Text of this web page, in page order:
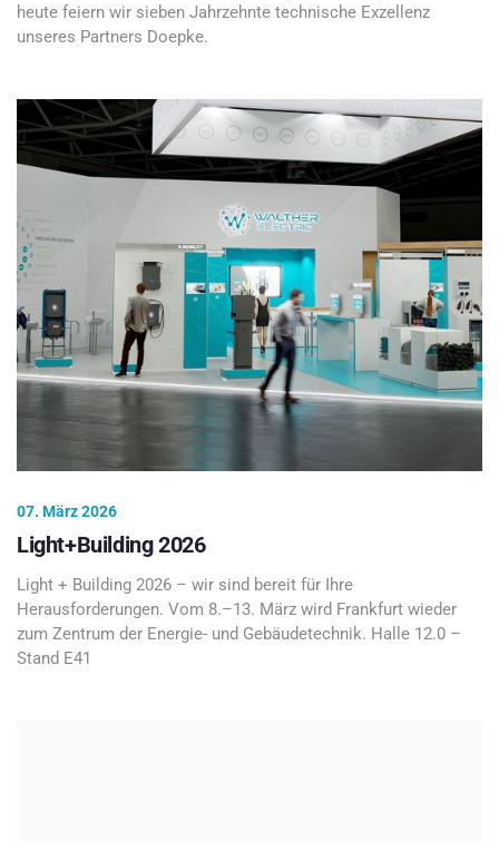
heute feiern wir sieben Jahrzehnte technische Exzellenz
unseres Partners Doepke.
07. März 2026
Light+Building 2026
Light + Building 2026 – wir sind bereit für Ihre
Herausforderungen. Vom 8.–13. März wird Frankfurt wieder
zum Zentrum der Energie- und Gebäudetechnik. Halle 12.0 –
Stand E41